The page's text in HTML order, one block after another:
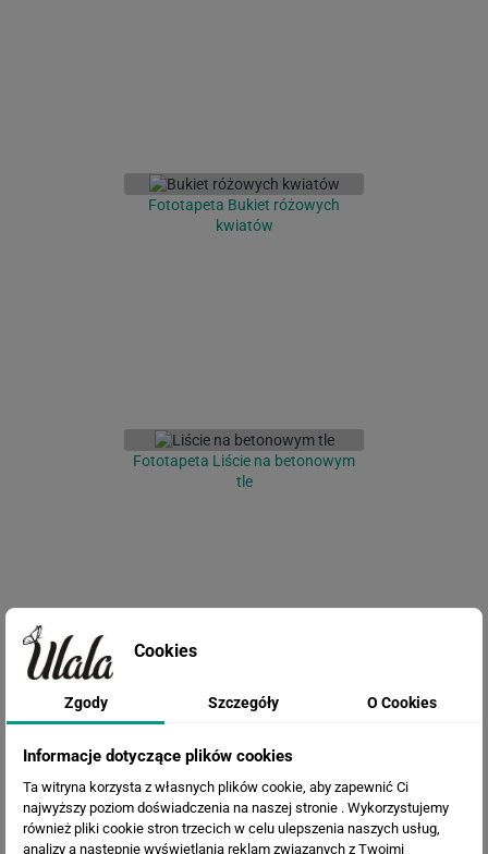
Fototapeta Bukiet różowych
kwiatów
Fototapeta Liście na betonowym
tle
Fototapeta Róże
Cookies
Zgody Szczegóły O Cookies
Informacje dotyczące plików cookies
Ta witryna korzysta z własnych plików cookie, aby zapewnić Ci
najwyższy poziom doświadczenia na naszej stronie . Wykorzystujemy
również pliki cookie stron trzecich w celu ulepszenia naszych usług,
analizy a nastepnie wyświetlania reklam związanych z Twoimi